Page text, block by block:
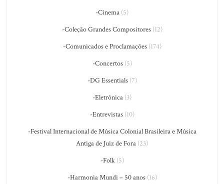
-Cinema (5)
-Coleção Grandes Compositores(12)
-Comunicados e Proclamações(174)
-Concertos(5)
-DG Essentials(7)
-Eletrônica (3)
-Entrevistas(10)
-Festival Internacional de Música Colonial Brasileira e Música
Antiga de Juiz de Fora (23)
-Folk(5)
-Harmonia Mundi – 50 anos(16)